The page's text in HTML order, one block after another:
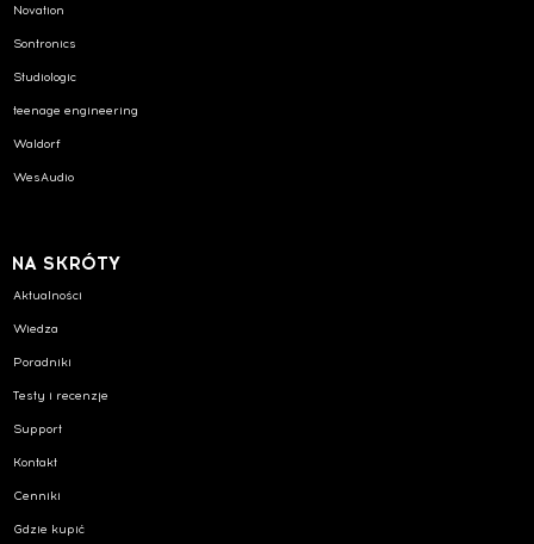
Novation
Sontronics
Studiologic
teenage engineering
Waldorf
WesAudio
NA SKRÓTY
Aktualności
Wiedza
Poradniki
Testy i recenzje
Support
Kontakt
Cenniki
Gdzie kupić